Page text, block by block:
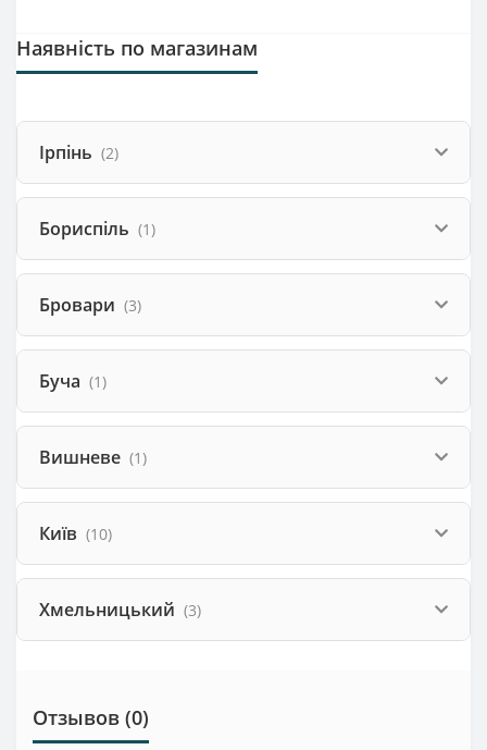
Наявність по магазинам
Ірпінь (2)
Бориспіль (1)
Бровари (3)
Буча (1)
Вишневе (1)
Київ (10)
Хмельницький (3)
Отзывов (0)